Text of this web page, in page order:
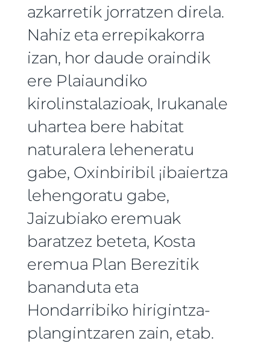
azkarretik jorratzen direla.
Nahiz eta errepikakorra
izan, hor daude oraindik
ere Plaiaundiko
kirolinstalazioak, Irukanale
uhartea bere habitat
naturalera leheneratu
gabe, Oxinbiribil ¡ibaiertza
lehengoratu gabe,
Jaizubiako eremuak
baratzez beteta, Kosta
eremua Plan Berezitik
bananduta eta
Hondarribiko hirigintza-
plangintzaren zain, etab.